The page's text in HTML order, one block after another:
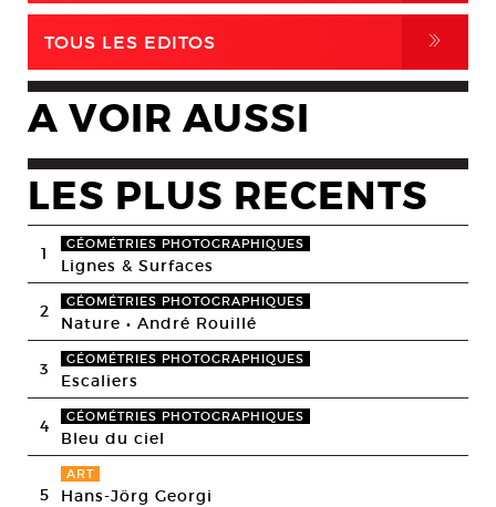
TOUS LES EDITOS ,
A VOIR AUSSI
LES PLUS RECENTS
1 GÉOMÉTRIES PHOTOGRAPHIQUES
Lignes & Surfaces
2 GÉOMÉTRIES PHOTOGRAPHIQUES
Nature • André Rouillé
3 GÉOMÉTRIES PHOTOGRAPHIQUES
Escaliers
4 GÉOMÉTRIES PHOTOGRAPHIQUES
Bleu du ciel
5
ART
Hans-Jörg Georgi